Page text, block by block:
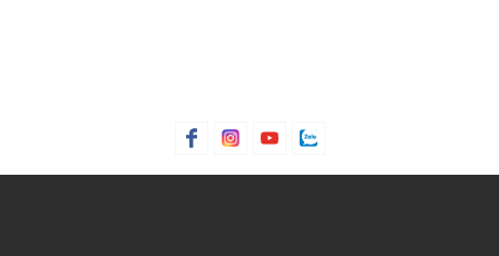
Thích hợp dùng trong các dịp: Đi làm, đi chơi,...